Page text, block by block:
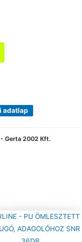
adatlap
Gerta 2002 Kft.